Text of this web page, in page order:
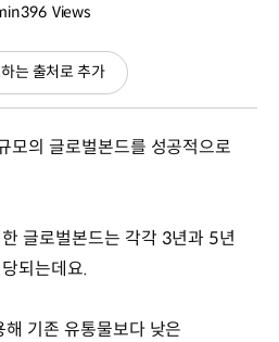
396 Views
는 출처로 추가(새
창
모의 글로벌본드를 성공적으로
글로벌본드는 각각 3년과 5년
되는데요.
기존 유통물보다 낮은